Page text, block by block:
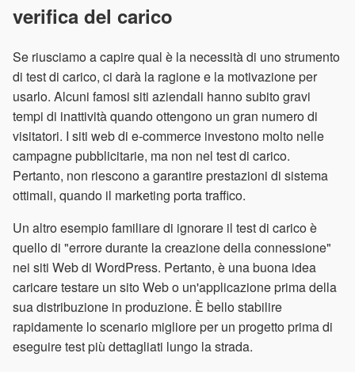
verifica del carico
Se riusciamo a capire qual è la necessità di uno strumento
di test di carico, ci darà la ragione e la motivazione per
usarlo. Alcuni famosi siti aziendali hanno subito gravi
tempi di inattività quando ottengono un gran numero di
visitatori. I siti web di e-commerce investono molto nelle
campagne pubblicitarie, ma non nel test di carico.
Pertanto, non riescono a garantire prestazioni di sistema
ottimali, quando il marketing porta traffico.
Un altro esempio familiare di ignorare il test di carico è
quello di "errore durante la creazione della connessione"
nei siti Web di WordPress. Pertanto, è una buona idea
caricare testare un sito Web o un'applicazione prima della
sua distribuzione in produzione. È bello stabilire
rapidamente lo scenario migliore per un progetto prima di
eseguire test più dettagliati lungo la strada.